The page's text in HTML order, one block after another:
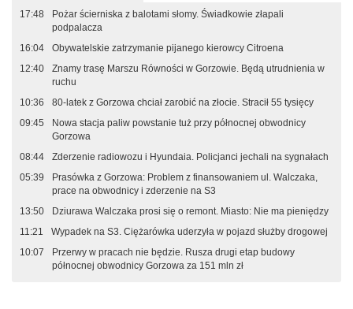
17:48
Pożar ścierniska z balotami słomy. Świadkowie złapali
podpalacza
16:04
Obywatelskie zatrzymanie pijanego kierowcy Citroena
12:40
Znamy trasę Marszu Równości w Gorzowie. Będą utrudnienia w
ruchu
10:36
80-latek z Gorzowa chciał zarobić na złocie. Stracił 55 tysięcy
09:45
Nowa stacja paliw powstanie tuż przy północnej obwodnicy
Gorzowa
08:44
Zderzenie radiowozu i Hyundaia. Policjanci jechali na sygnałach
05:39
Prasówka z Gorzowa: Problem z finansowaniem ul. Walczaka,
prace na obwodnicy i zderzenie na S3
13:50
Dziurawa Walczaka prosi się o remont. Miasto: Nie ma pieniędzy
11:21
Wypadek na S3. Ciężarówka uderzyła w pojazd służby drogowej
10:07
Przerwy w pracach nie będzie. Rusza drugi etap budowy
północnej obwodnicy Gorzowa za 151 mln zł